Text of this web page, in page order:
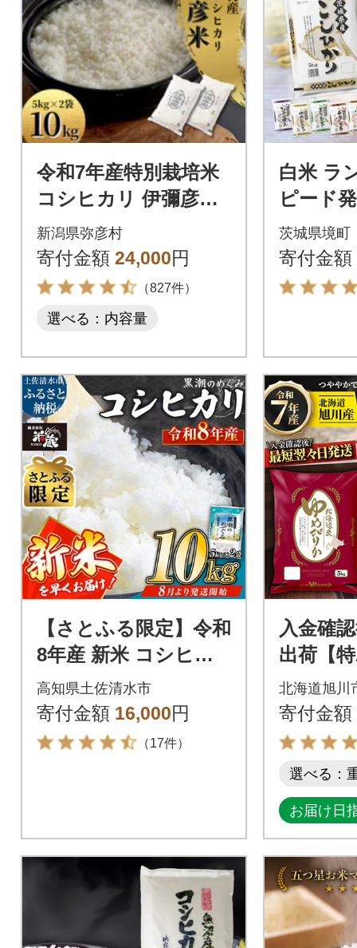
令和7年産特別栽培米
コシヒカリ 伊彌彦米
10kg(5kg×2袋)新潟県
産 精米 弥彦村
新潟県弥彦村
寄付金額 24,000円
（827件）
選べる：内容量
白米 ラ
ピード
茨城県境町
寄付金額
【さとふる限定】令和
8年産 新米 コシヒカ
リ 10kg(5kg×2袋) 高
知県産 【R1665-2】
高知県土佐清水市
寄付金額 16,000円
（17件）
入金確
出荷【
産北海
か5kg
米
北海道旭川
寄付金額
選べる：
お届け日